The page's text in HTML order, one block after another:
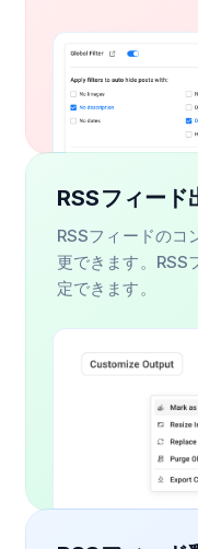
RSSフィード
RSSフィードのコ
更できます。RSS
定できます。